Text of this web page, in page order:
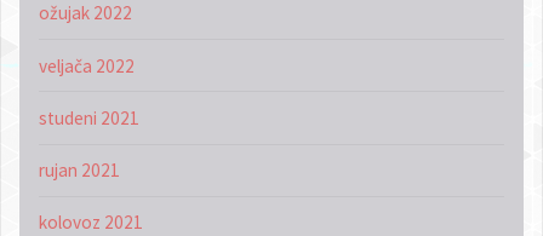
ožujak 2022
veljača 2022
studeni 2021
rujan 2021
kolovoz 2021